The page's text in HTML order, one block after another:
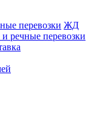
перевозки ЖД
речные перевозки